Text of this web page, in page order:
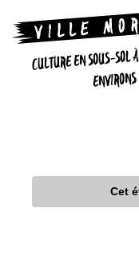
CULTURE EN SOUS-SOL
ENVIRONS
Cet